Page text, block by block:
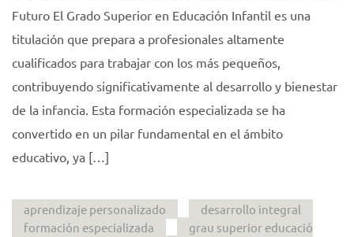
Futuro El Grado Superior en Educación Infantil es una
titulación que prepara a profesionales altamente
cualificados para trabajar con los más pequeños,
contribuyendo significativamente al desarrollo y bienestar
de la infancia. Esta formación especializada se ha
convertido en un pilar fundamental en el ámbito
educativo, ya […]
aprendizaje personalizado
desarrollo integral
formación especializada
grau superior educació